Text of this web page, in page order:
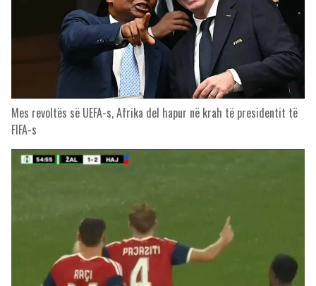
Mes revoltës së UEFA-s, Afrika del hapur në krah të presidentit të
FIFA-s